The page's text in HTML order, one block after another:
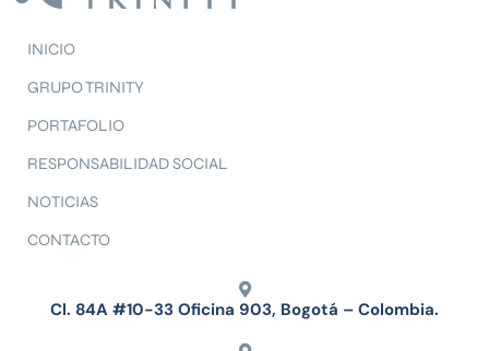
INICIO
GRUPO TRINITY
PORTAFOLIO
RESPONSABILIDAD SOCIAL
NOTICIAS
CONTACTO
Cl. 84A #10-33 Oficina 903, Bogotá – Colombia.